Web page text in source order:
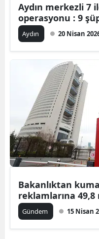
Aydın merkezli 7
operasyonu : 9
Aydın 20 Nisan
Bakanlıktan
reklamlarına
Gündem 15 Nisan